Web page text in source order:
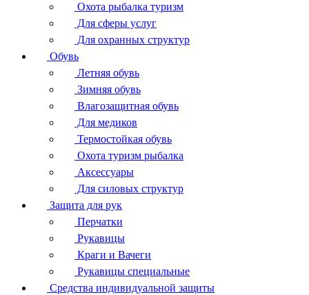
Охота рыбалка туризм
Для сферы услуг
Для охранных структур
Обувь
Летняя обувь
Зимняя обувь
Влагозащитная обувь
Для медиков
Термостойкая обувь
Охота туризм рыбалка
Аксессуары
Для силовых структур
Защита для рук
Перчатки
Рукавицы
Краги и Вачеги
Рукавицы специальные
Средства индивидуальной защиты